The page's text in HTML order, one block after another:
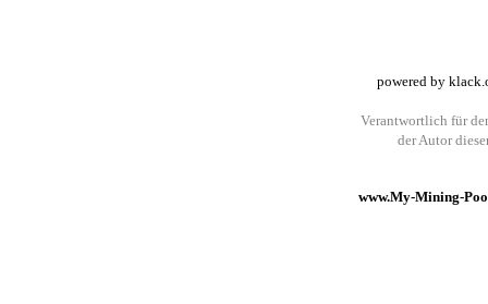
powered by
Verantwortlich für
der Autor
www.My-Mining-